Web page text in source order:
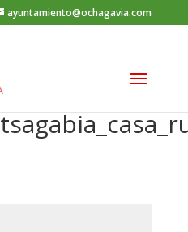
ayuntamiento@ochagavia.com